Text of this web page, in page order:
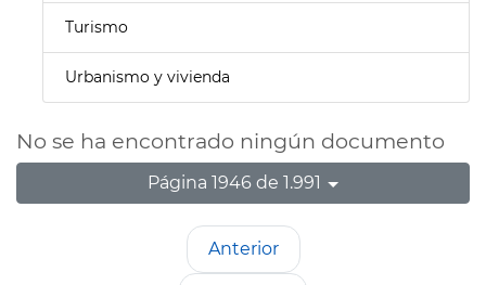
Turismo
Urbanismo y vivienda
No se ha encontrado ningún documento
Página 1946 de 1.991
Anterior